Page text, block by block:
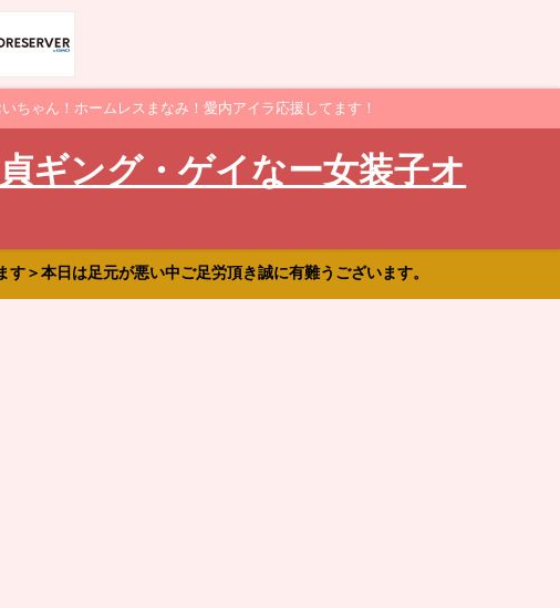
ちゃん！ホームレスまなみ！愛内アイラ応援してます！
ギング・ゲイなー女装子オ
＞本日は足元が悪い中ご足労頂き誠に有難うございます。